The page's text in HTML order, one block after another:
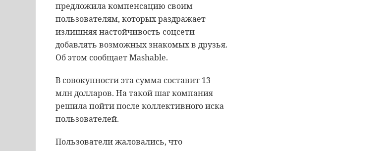
предложила компенсацию своим
пользователям, которых раздражает
излишняя настойчивость соцсети
добавлять возможных знакомых в друзья.
Об этом сообщает Mashable.
В совокупности эта сумма составит 13
млн долларов. На такой шаг компания
решила пойти после коллективного иска
пользователей.
Пользователи жаловались, что